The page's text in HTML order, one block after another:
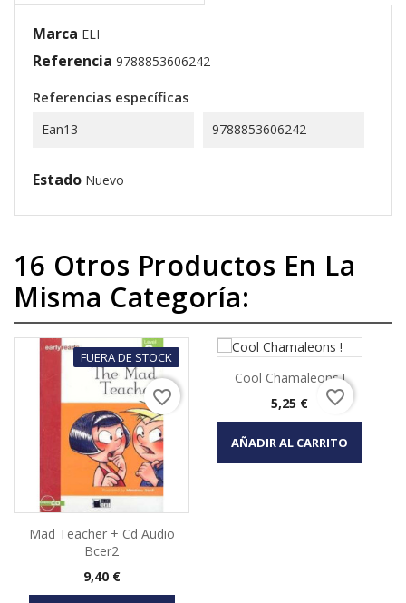
Marca ELI
Referencia 9788853606242
Referencias específicas
Ean13 9788853606242
Estado Nuevo
16 Otros Productos En La
Misma Categoría:
FUERA DE STOCK
Mad Teacher + Cd Audio
Bcer2
Precio
9,40 €
favorite_border
Cool Chamaleons !
Precio
5,25 €
AÑADIR AL CARRITO
favorite_border